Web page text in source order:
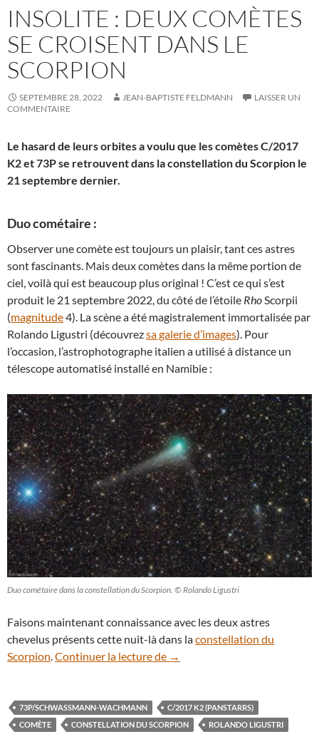
INSOLITE : DEUX COMÈTES
SE CROISENT DANS LE
SCORPION
SEPTEMBRE 28, 2022 JEAN-BAPTISTE FELDMANN
LAISSER UN
COMMENTAIRE
Le hasard de leurs orbites a voulu que les comètes C/2017
K2 et 73P se retrouvent dans la constellation du Scorpion le
21 septembre dernier.
Duo cométaire :
Observer une comète est toujours un plaisir, tant ces astres
sont fascinants. Mais deux comètes dans la même portion de
ciel, voilà qui est beaucoup plus original ! C’est ce qui s’est
produit le 21 septembre 2022, du côté de l’étoile RhoScorpii
(magnitude4). La scène a été magistralement immortalisée par
Rolando Ligustri (découvrezsa galerie d’images). Pour
l’occasion, l’astrophotographe italien a utilisé à distance un
télescope automatisé installé en Namibie :
Duo cométaire dans la constellation du Scorpion. © Rolando Ligustri
Faisons maintenant connaissance avec les deux astres
chevelus présents cette nuit-là dans laconstellation du
Scorpion Continuer la lecture de Insolite : deux comètes se
→
73P/SCHWASSMANN-WACHMANN
C/2017 K2 (PANSTARRS)
COMÈTE
CONSTELLATION DU SCORPION ROLANDO LIGUSTRI